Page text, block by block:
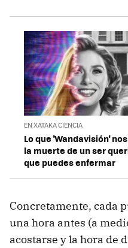
EN XATAKA CIENCIA
Lo que 'Wandavisión'
la muerte de un ser
que puedes enfermar
Concretamente, cada
una hora antes (a
acostarse y la hora de